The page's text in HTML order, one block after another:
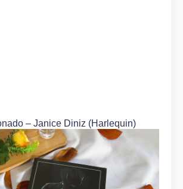
– Janice Diniz (Harlequin)